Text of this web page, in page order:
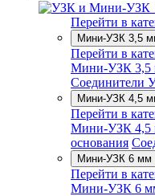
Перейти в
Мини-УЗК 3,5
Перейти в
Мини-УЗК 3,5
Соединители
Мини-УЗК 4,5
Перейти в
Мини-УЗК 4,5
основания
Мини-УЗК 6 мм
Перейти в
Мини-УЗК 6